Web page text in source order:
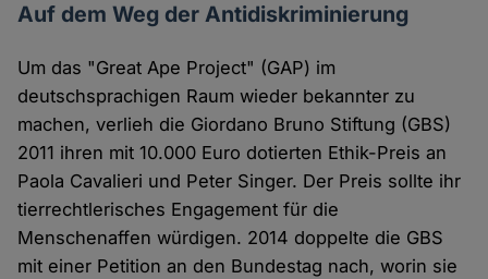
Auf dem Weg der Antidiskriminierung
Um das "Great Ape Project" (GAP) im
deutschsprachigen Raum wieder bekannter zu
machen, verlieh die Giordano Bruno Stiftung (GBS)
2011 ihren mit 10.000 Euro dotierten Ethik-Preis an
Paola Cavalieri und Peter Singer. Der Preis sollte ihr
tierrechtlerisches Engagement für die
Menschenaffen würdigen. 2014 doppelte die GBS
mit einer Petition an den Bundestag nach, worin sie